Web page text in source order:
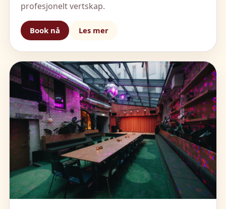
profesjonelt vertskap.
Book nå Les mer